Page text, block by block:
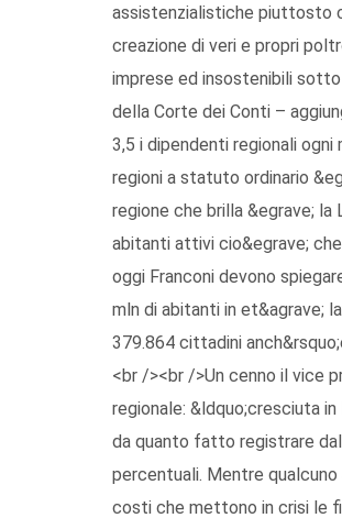
assistenzialistiche piuttosto
creazione di veri e propri
imprese ed insostenibili
della Corte dei Conti –
3,5 i dipendenti regionali
regioni a statuto ordinario
regione che brilla &egrave; la
abitanti attivi cio&egrave;
oggi Franconi devono
mln di abitanti in et&agrave;
379.864 cittadini
<br /><br />Un cenno il vice
regionale: &ldquo;cresciuta
da quanto fatto registrare
percentuali. Mentre
costi che mettono in crisi le